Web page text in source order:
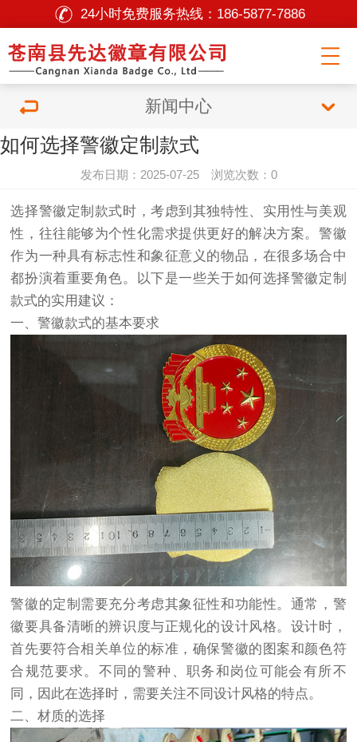
24小时免费服务热线： 186-5877-7886
新闻中心
如何选择警徽定制款式
发布日期：2025-07-25 浏览次数：0
选择警徽定制款式时，考虑到其独特性、实用性与美观
性，往往能够为个性化需求提供更好的解决方案。警徽
作为一种具有标志性和象征意义的物品，在很多场合中
都扮演着重要角色。以下是一些关于如何选择警徽定制
款式的实用建议：
一、警徽款式的基本要求
警徽的定制需要充分考虑其象征性和功能性。通常，警
徽要具备清晰的辨识度与正规化的设计风格。设计时，
首先要符合相关单位的标准，确保警徽的图案和颜色符
合规范要求。不同的警种、职务和岗位可能会有所不
同，因此在选择时，需要关注不同设计风格的特点。
二、材质的选择